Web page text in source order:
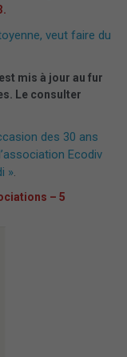
veut faire du
mis à jour au fur
Le consulter
des 30 ans
Ecodiv
».
– 5